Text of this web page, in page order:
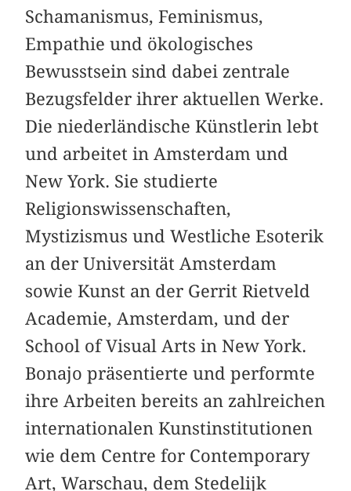
Schamanismus, Feminismus,
Empathie und ökologisches
Bewusstsein sind dabei zentrale
Bezugsfelder ihrer aktuellen Werke.
Die niederländische Künstlerin lebt
und arbeitet in Amsterdam und
New York. Sie studierte
Religionswissenschaften,
Mystizismus und Westliche Esoterik
an der Universität Amsterdam
sowie Kunst an der Gerrit Rietveld
Academie, Amsterdam, und der
School of Visual Arts in New York.
Bonajo präsentierte und performte
ihre Arbeiten bereits an zahlreichen
internationalen Kunstinstitutionen
wie dem Centre for Contemporary
Art, Warschau, dem Stedelijk